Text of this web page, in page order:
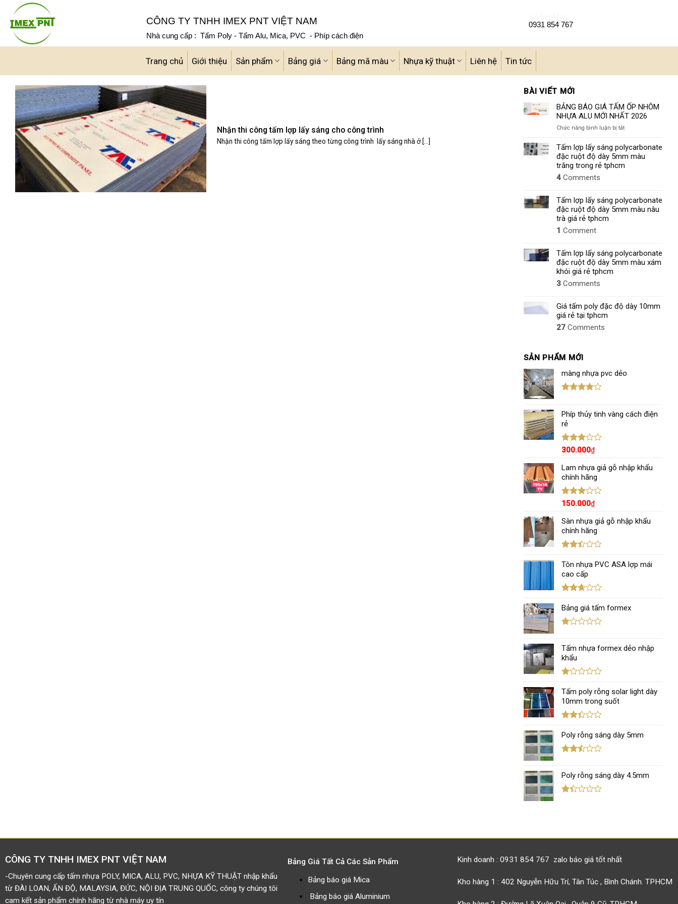
content
CÔNG TY TNHH IMEX PNT VIỆT NAM
Nhà cung cấp : Tấm Poly - Tấm Alu, Mica, PVC - Phíp cách điện
0931 854 767
Trang chủ Giới thiệu Sản phẩm Bảng giá Bảng mã màu Nhựa kỹ thuật Liên hệ Tin tức
Nhận thi công tấm lợp lấy sáng cho công trình
Nhận thi công tấm lợp lấy sáng theo từng công trình lấy sáng nhà ở [...]
BÀI VIẾT MỚI
BẢNG BÁO GIÁ TẤM ỐP NHÔM
NHỰA ALU MỚI NHẤT 2026
Chức năng bình luận bị tắtở
BÁO
GIÁ
ỐP
ALU
MỚI
NHẤT
Tấm lợp lấy sáng polycarbonate
đặc ruột độ dày 5mm màu
trắng trong rẻ tphcm
4 Comments
Tấm lợp lấy sáng polycarbonate
đặc ruột độ dày 5mm màu nâu
trà giá rẻ tphcm
1 Comment
Tấm lợp lấy sáng polycarbonate
đặc ruột độ dày 5mm màu xám
khói giá rẻ tphcm
3 Comments
Giá tấm poly đặc độ dày 10mm
giá rẻ tại tphcm
27 Comments
SẢN PHẨM MỚI
màng nhựa pvc dẻo
4.00 5
sao
Phíp thủy tinh vàng cách điện
rẻ
Được
hạng
3.005
sao
300.000₫
Lam nhựa giả gỗ nhập khẩu
chính hãng
Được
hạng
3.005
sao
150.000₫
Sàn nhựa giả gỗ nhập khẩu
chính hãng
xếp
hạng
5 sao
Tôn nhựa PVC ASA lợp mái
cao cấp
xếp
hạng
2.67
Bảng giá tấm formex
hạng
1.12
5
sao
Tấm nhựa formex dẻo nhập
khẩu
xếp
hạng
5
Tấm poly rỗng solar light dày
10mm trong suốt
xếp
hạng
2.37
Poly rỗng sáng dày 5mm
hạng
2.45
5 sao
Poly rỗng sáng dày 4.5mm
sao
CÔNG TY TNHH IMEX PNT VIỆT NAM
-Chuyên cung cấp tấm nhựa POLY, MICA, ALU, PVC, NHỰA KỸ THUẬT nhập khẩu
từ ĐÀI LOAN, ẤN ĐỘ, MALAYSIA, ĐỨC, NỘI ĐỊA TRUNG QUỐC, công ty chúng tôi
cam kết sản phẩm chính hãng từ nhà máy uy tín
Bảng Giá Tất Cả Các Sản Phẩm
Bảng báo giá Mica
Bảng báo giá Aluminium
Kinh doanh : 0931 854 767 zalo báo giá tốt nhất
Kho hàng 1 : 402 Nguyễn Hữu Trí, Tân Túc , Bình Chánh. TPHCM